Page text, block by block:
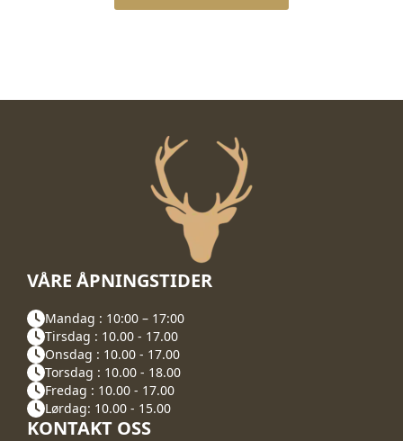
VÅRE ÅPNINGSTIDER
Mandag : 10:00 – 17:00
Tirsdag : 10.00 - 17.00
Onsdag : 10.00 - 17.00
Torsdag : 10.00 - 18.00
Fredag : 10.00 - 17.00
Lørdag: 10.00 - 15.00
KONTAKT OSS